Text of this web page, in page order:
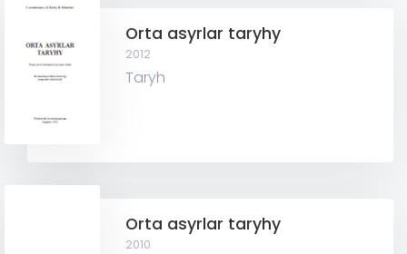
Orta asyrlar taryhy
2012
Taryh
Orta asyrlar taryhy
2010